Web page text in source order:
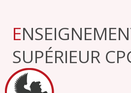
navigation
ENSEIGNEMENT
SUPÉRIEUR